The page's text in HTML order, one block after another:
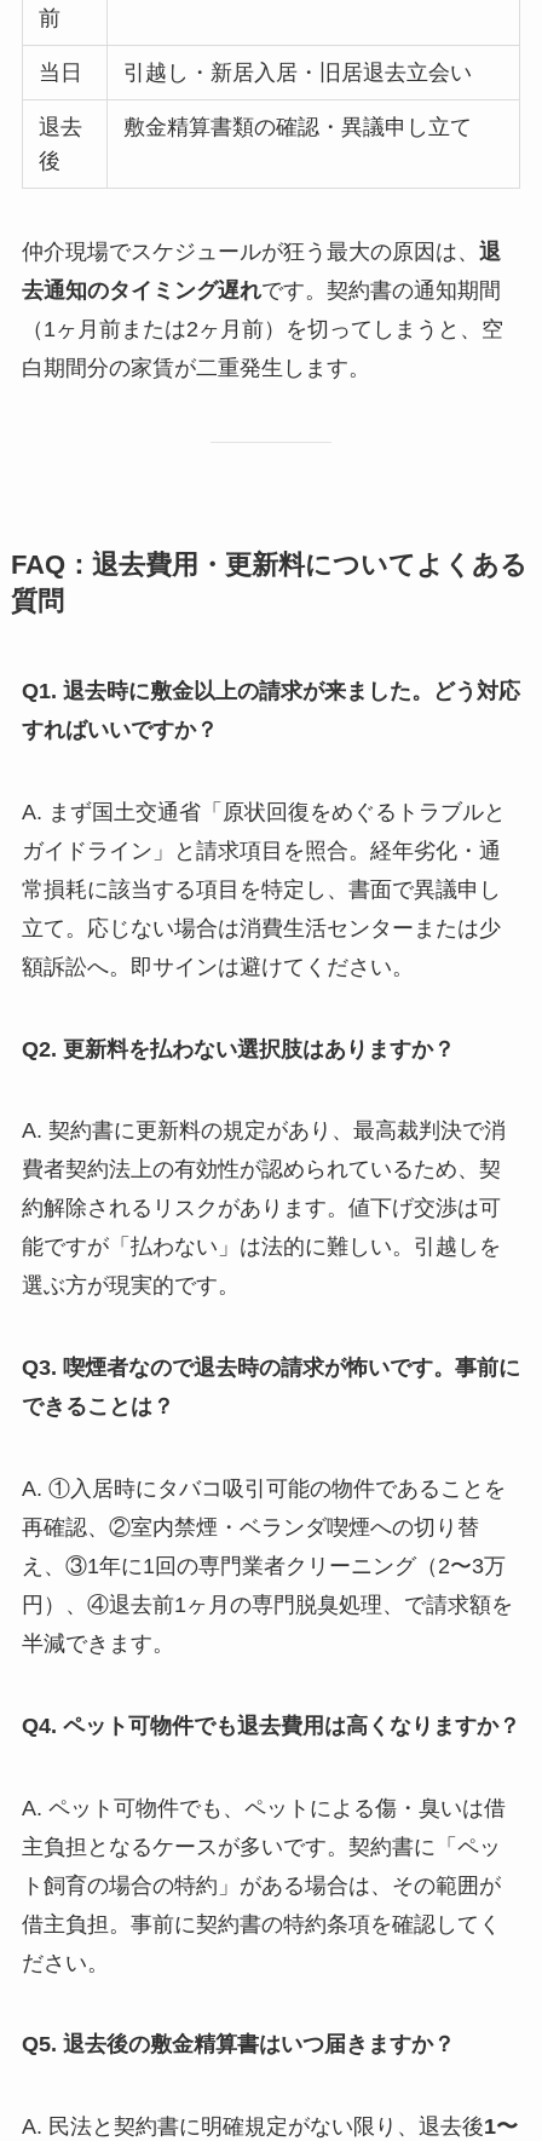
前
当日 引越し・新居入居・旧居退去立会い
退去
後
敷金精算書類の確認・異議申し立て
仲介現場でスケジュールが狂う最大の原因は、 退
去通知のタイミング遅れです。契約書の通知期間
（1ヶ月前または2ヶ月前）を切ってしまうと、空
白期間分の家賃が二重発生します。
FAQ：退去費用・更新料についてよくある
質問
Q1. 退去時に敷金以上の請求が来ました。どう対応
すればいいですか？
A. まず国土交通省「原状回復をめぐるトラブルと
ガイドライン」と請求項目を照合。経年劣化・通
常損耗に該当する項目を特定し、書面で異議申し
立て。応じない場合は消費生活センターまたは少
額訴訟へ。即サインは避けてください。
Q2. 更新料を払わない選択肢はありますか？
A. 契約書に更新料の規定があり、最高裁判決で消
費者契約法上の有効性が認められているため、契
約解除されるリスクがあります。値下げ交渉は可
能ですが「払わない」は法的に難しい。引越しを
選ぶ方が現実的です。
Q3. 喫煙者なので退去時の請求が怖いです。事前に
できることは？
A. ①入居時にタバコ吸引可能の物件であることを
再確認、②室内禁煙・ベランダ喫煙への切り替
え、③1年に1回の専門業者クリーニング（2〜3万
円）、④退去前1ヶ月の専門脱臭処理、で請求額を
半減できます。
Q4. ペット可物件でも退去費用は高くなりますか？
A. ペット可物件でも、ペットによる傷・臭いは借
主負担となるケースが多いです。契約書に「ペッ
ト飼育の場合の特約」がある場合は、その範囲が
借主負担。事前に契約書の特約条項を確認してく
ださい。
Q5. 退去後の敷金精算書はいつ届きますか？
A. 民法と契約書に明確規定がない限り、退去後1〜